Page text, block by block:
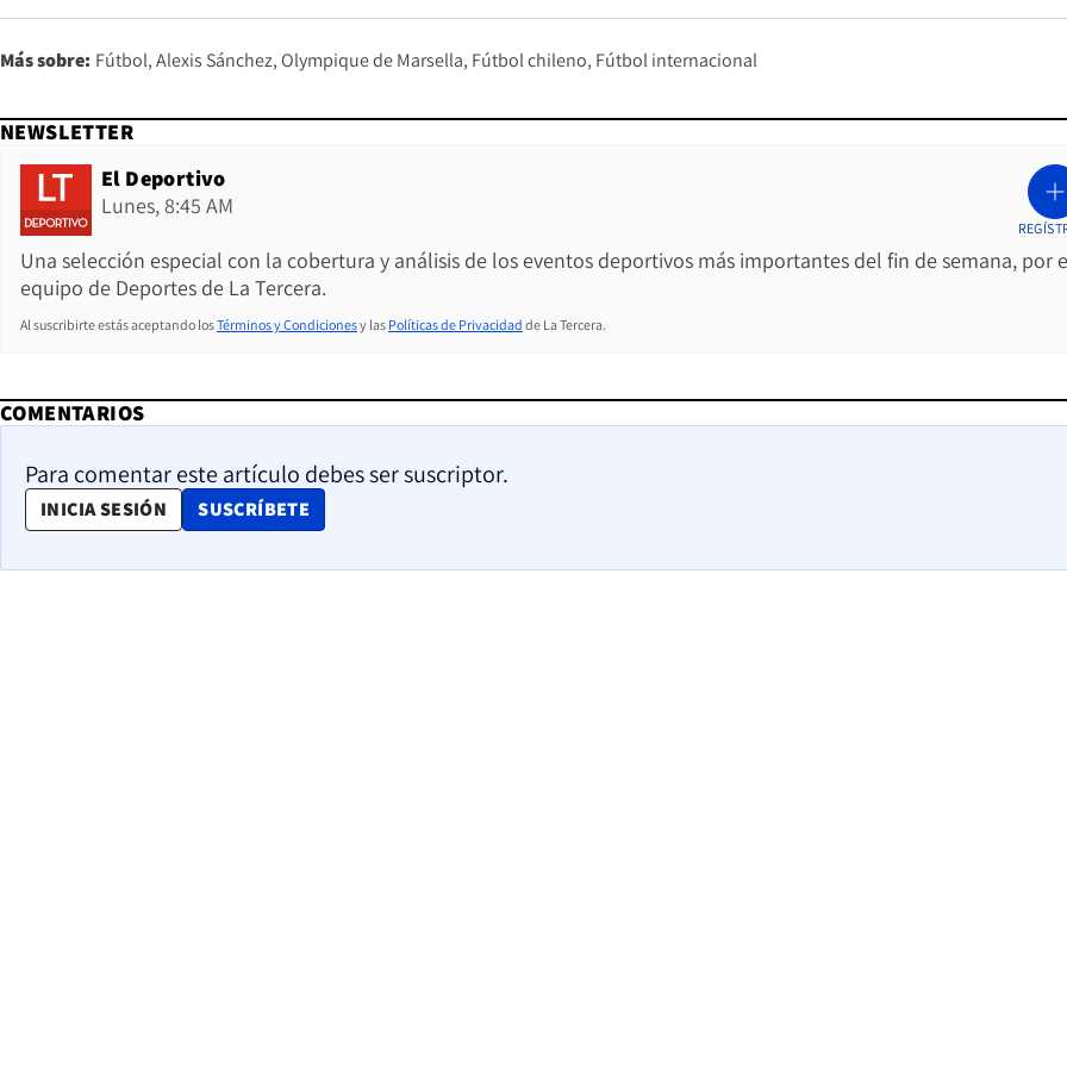
Más sobre: Fútbol Alexis Sánchez Olympique de Marsella Fútbol chileno Fútbol internacional
NEWSLETTER
El Deportivo
Lunes, 8:45 AM
Una selección especial con la cobertura y análisis de los eventos deportivos más importantes del fin de semana, por
equipo de Deportes de La Tercera.
Al suscribirte estás aceptando losTérminos y Condicionesy las Políticas de Privacidad de La Tercera.
COMENTARIOS
Para comentar este artículo debes ser suscriptor.
INICIA SESIÓN SUSCRÍBETE
OPENS IN NEW WINDOW